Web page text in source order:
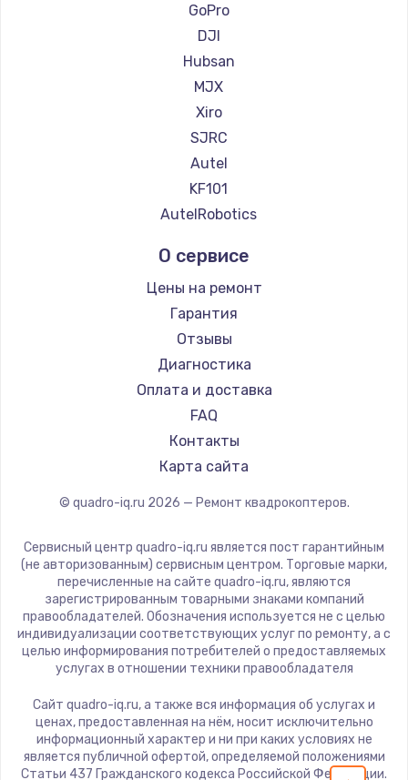
Заказать
Замена сенсорного датчика
Заказать
Замена системной платы
Заказать
Замена температурного датчика
Заказать
1300 руб.
Заказать
Техобслуживание
900 руб.
Заказать
1300 руб.
Заказать
GoPro
DJI
Hubsan
MJX
Xiro
SJRC
Autel
KF101
AutelRobotics
О сервисе
Цены на ремонт
Гарантия
Отзывы
Диагностика
Оплата и доставка
FAQ
Контакты
Карта сайта
© quadro-iq.ru 2026 — Ремонт квадрокоптеров.
Сервисный центр quadro-iq.ru является пост гарантийным
(не авторизованным) сервисным центром. Торговые марки,
перечисленные на сайте quadro-iq.ru, являются
зарегистрированным товарными знаками компаний
правообладателей. Обозначения используется не с целью
индивидуализации соответствующих услуг по ремонту, а с
целью информирования потребителей о предоставляемых
услугах в отношении техники правообладателя
Сайт quadro-iq.ru, а также вся информация об услугах и
ценах, предоставленная на нём, носит исключительно
информационный характер и ни при каких условиях не
является публичной офертой, определяемой положениями
Статьи 437 Гражданского кодекса Российской Федерации.